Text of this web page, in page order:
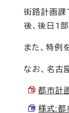
街路計画課
後、後日1部
また、特例
なお、名古
都市計
様式: